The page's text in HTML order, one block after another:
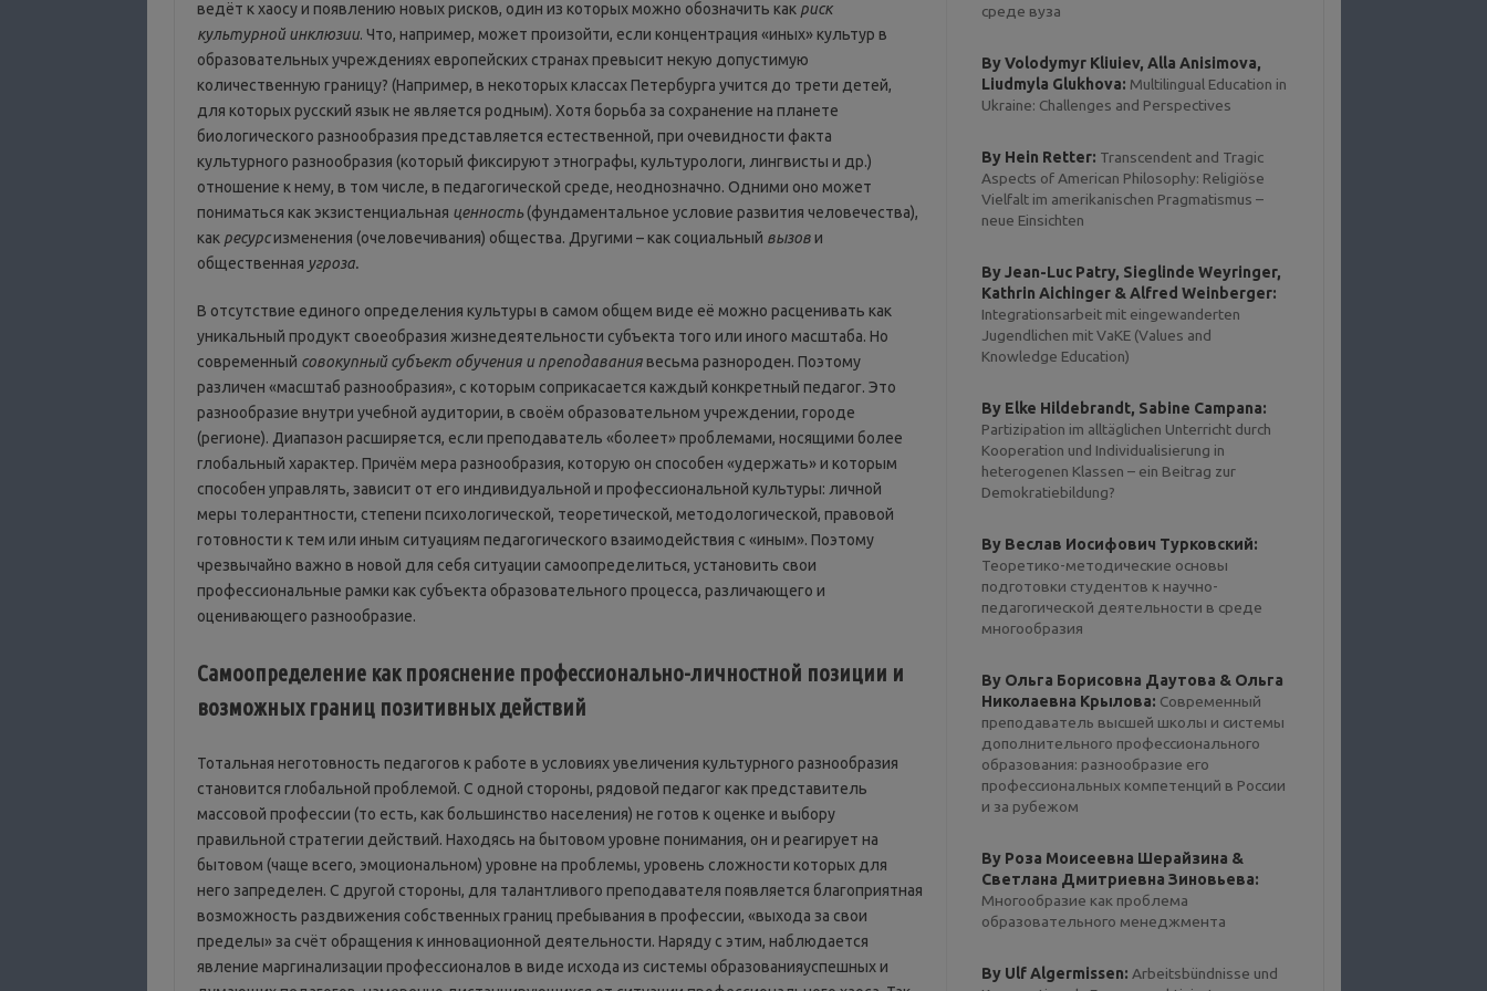
ведёт к хаосу и появлению новых рисков, один из которых можно обозначить как риск
культурной инклюзии. Что, например, может произойти, если концентрация «иных» культур в
образовательных учреждениях европейских странах превысит некую допустимую
количественную границу? (Например, в некоторых классах Петербурга учится до трети детей,
для которых русский язык не является родным). Хотя борьба за сохранение на планете
биологического разнообразия представляется естественной, при очевидности факта
культурного разнообразия (который фиксируют этнографы, культурологи, лингвисты и др.)
отношение к нему, в том числе, в педагогической среде, неоднозначно. Одними оно может
пониматься как экзистенциальная ценность(фундаментальное условие развития человечества),
как ресурсизменения (очеловечивания) общества. Другими – как социальный вызови
общественная угроза.
В отсутствие единого определения культуры в самом общем виде её можно расценивать как
уникальный продукт своеобразия жизнедеятельности субъекта того или иного масштаба. Но
современный совокупный субъект обучения и преподаваниявесьма разнороден. Поэтому
различен «масштаб разнообразия», с которым соприкасается каждый конкретный педагог. Это
разнообразие внутри учебной аудитории, в своём образовательном учреждении, городе
(регионе). Диапазон расширяется, если преподаватель «болеет» проблемами, носящими более
глобальный характер. Причём мера разнообразия, которую он способен «удержать» и которым
способен управлять, зависит от его индивидуальной и профессиональной культуры: личной
меры толерантности, степени психологической, теоретической, методологической, правовой
готовности к тем или иным ситуациям педагогического взаимодействия с «иным». Поэтому
чрезвычайно важно в новой для себя ситуации самоопределиться, установить свои
профессиональные рамки как субъекта образовательного процесса, различающего и
оценивающего разнообразие.
Самоопределение как прояснение профессионально-личностной позиции и
возможных границ позитивных действий
Тотальная неготовность педагогов к работе в условиях увеличения культурного разнообразия
становится глобальной проблемой. С одной стороны, рядовой педагог как представитель
массовой профессии (то есть, как большинство населения) не готов к оценке и выбору
правильной стратегии действий. Находясь на бытовом уровне понимания, он и реагирует на
бытовом (чаще всего, эмоциональном) уровне на проблемы, уровень сложности которых для
него запределен. С другой стороны, для талантливого преподавателя появляется благоприятная
возможность раздвижения собственных границ пребывания в профессии, «выхода за свои
пределы» за счёт обращения к инновационной деятельности. Наряду с этим, наблюдается
явление маргинализации профессионалов в виде исхода из системы образованияуспешных и
среде вуза
By Volodymyr Kliuiev, Alla Anisimova,
Liudmyla Glukhova: Multilingual Education in
Ukraine: Challenges and Perspectives
By Hein Retter: Transcendent and Tragic
Aspects of American Philosophy: Religiöse
Vielfalt im amerikanischen Pragmatismus –
neue Einsichten
By Jean-Luc Patry, Sieglinde Weyringer,
Kathrin Aichinger & Alfred Weinberger:
Integrationsarbeit mit eingewanderten
Jugendlichen mit VaKE (Values and
Knowledge Education)
By Elke Hildebrandt, Sabine Campana:
Partizipation im alltäglichen Unterricht durch
Kooperation und Individualisierung in
heterogenen Klassen – ein Beitrag zur
Demokratiebildung?
By Веслав Иосифович Турковский:
Теоретико-методические основы
подготовки студентов к научно-
педагогической деятельности в среде
многообразия
By Ольга Борисовна Даутова & Ольга
Николаевна Крылова: Современный
преподаватель высшей школы и системы
дополнительного профессионального
образования: разнообразие его
профессиональных компетенций в России
и за рубежом
By Роза Моисеевна Шерайзина &
Светлана Дмитриевна Зиновьева:
Многообразие как проблема
образовательного менеджмента
By Ulf Algermissen: Arbeitsbündnisse und